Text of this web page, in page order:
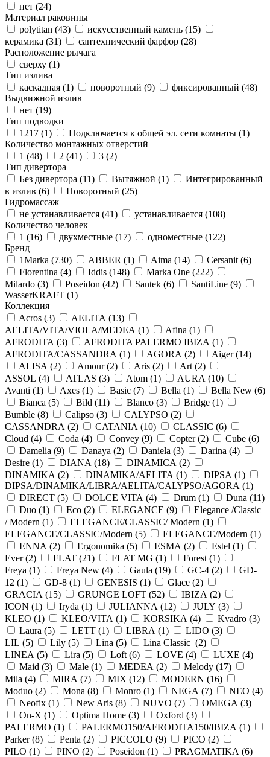
нет (24)
Материал раковины
polytitan (43) искусственный камень (15)
керамика (31) сантехнический фарфор (28)
Расположение рычага
сверху (1)
Тип излива
каскадная (1) поворотный (9) фиксированный (48)
Выдвижной излив
нет (19)
Тип подводки
1217 (1) Подключается к общей эл. сети комнаты (1)
Количество монтажных отверстий
1 (48) 2 (41) 3 (2)
Тип дивертора
Без дивертора (11) Вытяжной (1)
Интегрированный
в излив (6) Поворотный (25)
Гидромассаж
не устанавливается (41) устанавливается (108)
Количество человек
1 (16) двухместные (17) одноместные (122)
Бренд
1Marka (730) ABBER (1) Aima (14) Cersanit (6)
Florentina (4) Iddis (148) Marka One (222)
Milardo (3) Poseidon (42) Santek (6) SantiLine (9)
WasserKRAFT (1)
Коллекция
Acros (3) AELITA (13)
AELITA/VITA/VIOLA/MEDEA (1) Afina (1)
AFRODITA (3) AFRODITA PALERMO IBIZA (1)
AFRODITA/CASSANDRA (1) AGORA (2) Aiger (14)
ALISA (2) Amour (2) Aris (2) Art (2)
ASSOL (4) ATLAS (3) Atom (1) AURA (10)
Avanti (1) Axes (1) Basic (7) Bella (1) Bella New (6)
Bianca (5) Bild (11) Blanco (3) Bridge (1)
Bumble (8) Calipso (3) CALYPSO (2)
CASSANDRA (2) CATANIA (10) CLASSIC (6)
Cloud (4) Coda (4) Convey (9) Copter (2) Cube (6)
Damelia (9) Danaya (2) Daniela (3) Darina (4)
Desire (1) DIANA (18) DINAMICA (2)
DINAMIKA (2) DINAMIKA/AELITA (1) DIPSA (1)
DIPSA/DINAMIKA/LIBRA/AELITA/CALYPSO/AGORA (1)
DIRECT (5) DOLCE VITA (4) Drum (1) Duna (11)
Duo (1) Eco (2) ELEGANCE (9)
Elegance /Classic
/ Modern (1) ELEGANCE/CLASSIC/ Modern (1)
ELEGANCE/CLASSIC/Modern (5) ELEGANCE/Modern (1)
ENNA (2) Ergonomika (5) ESMA (2) Estel (1)
Ever (2) FLAT (21) FLAT MG (1) Forest (1)
Freya (1) Freya New (4) Gaula (19) GC-4 (2)
GD-
12 (1) GD-8 (1) GENESIS (1) Glace (2)
GRACIA (15) GRUNGE LOFT (52) IBIZA (2)
ICON (1) Iryda (1) JULIANNA (12) JULY (3)
KLEO (1) KLEO/VITA (1) KORSIKA (4) Kvadro (3)
Laura (5) LETT (1) LIBRA (1) LIDO (3)
LIL (5) Lily (5) Lina (5) Lina Classic (2)
LINEA (5) Lira (5) Loft (6) LOVE (4) LUXE (4)
Maid (3) Male (1) MEDEA (2) Melody (17)
Mila (4) MIRA (7) MIX (12) MODERN (16)
Moduo (2) Mona (8) Monro (1) NEGA (7) NEO (4)
Neofix (1) New Aris (8) NUVO (7) OMEGA (3)
On-X (1) Optima Home (3) Oxford (3)
PALERMO (1) PALERMO150/AFRODITA150/IBIZA (1)
Parker (8) Penta (2) PICCOLO (9) PICO (2)
PILO (1) PINO (2) Poseidon (1) PRAGMATIKA (6)